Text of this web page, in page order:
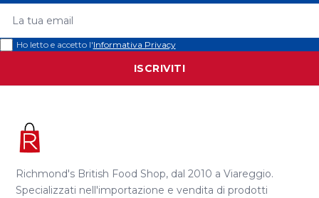
Ho letto e accetto l'Informativa Privacy
ISCRIVITI
Richmond's British Food Shop, dal 2010 a Viareggio.
Specializzati nell'importazione e vendita di prodotti